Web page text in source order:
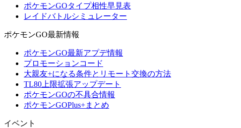
ポケモンGOタイプ相性早見表
レイドバトルシミュレーター
ポケモンGO最新情報
ポケモンGO最新アプデ情報
プロモーションコード
大親友+になる条件とリモート交換の方法
TL80上限拡張アップデート
ポケモンGOの不具合情報
ポケモンGOPlus+まとめ
イベント